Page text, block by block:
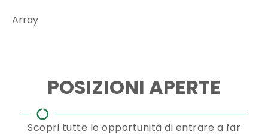
Array
POSIZIONI APERTE
Scopri tutte le opportunità di entrare a far